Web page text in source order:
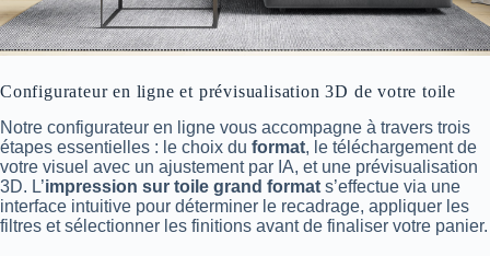
Configurateur en ligne et prévisualisation 3D de votre toile
Notre configurateur en ligne vous accompagne à travers trois
étapes essentielles : le choix du format, le téléchargement de
votre visuel avec un ajustement par IA, et une prévisualisation
3D. L’impression sur toile grand format s’effectue via une
interface intuitive pour déterminer le recadrage, appliquer les
filtres et sélectionner les finitions avant de finaliser votre panier.